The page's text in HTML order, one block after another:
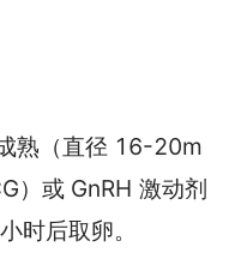
熟（直径 16-20m
）或 GnRH 激动剂
时后取卵。